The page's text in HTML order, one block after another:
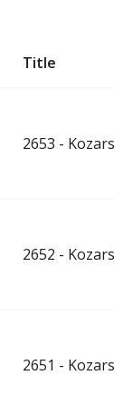
Title
2653 -
2652 -
2651 -